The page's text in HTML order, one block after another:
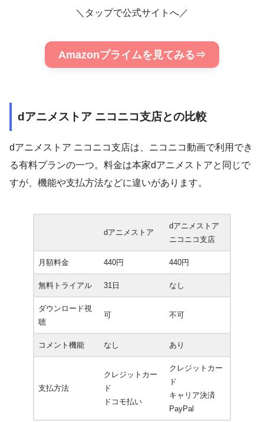
＼タップで公式サイトへ／
Amazonプライムを見てみる⇒
dアニメストア ニコニコ支店との比較
dアニメストア ニコニコ支店は、ニコニコ動画で利用でき
る有料プランの一つ。料金は本家dアニメストアと同じで
すが、機能や支払方法などに違いがあります。
dアニメストア
dアニメストア
ニコニコ支店
月額料金 440円 440円
無料トライアル 31日 なし
ダウンロード視
聴
可 不可
コメント機能 なし あり
支払方法
クレジットカー
ド
ドコモ払い
クレジットカー
ド
キャリア決済
PayPal